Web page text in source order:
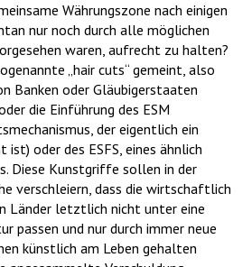
Währungszone nach einigen
nur noch durch alle möglichen
waren, aufrecht zu halten?
„hair cuts“ gemeint, also
Banken oder Gläubigerstaaten
die Einführung des ESM
der eigentlich ein
oder des ESFS, eines ähnlich
Diese Kunstgriffe sollen in der
verschleiern, dass die wirtschaftlich
Länder letztlich nicht unter eine
passen und nur durch immer neue
künstlich am Leben gehalten